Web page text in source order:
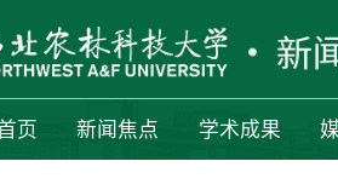
页 新闻焦点 学术成果